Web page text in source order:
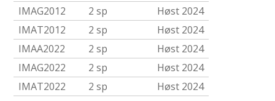
IMAG2012
2 sp
Høst 2024
IMAT2012
2 sp
Høst 2024
IMAA2022
2 sp
Høst 2024
IMAG2022
2 sp
Høst 2024
IMAT2022
2 sp
Høst 2024